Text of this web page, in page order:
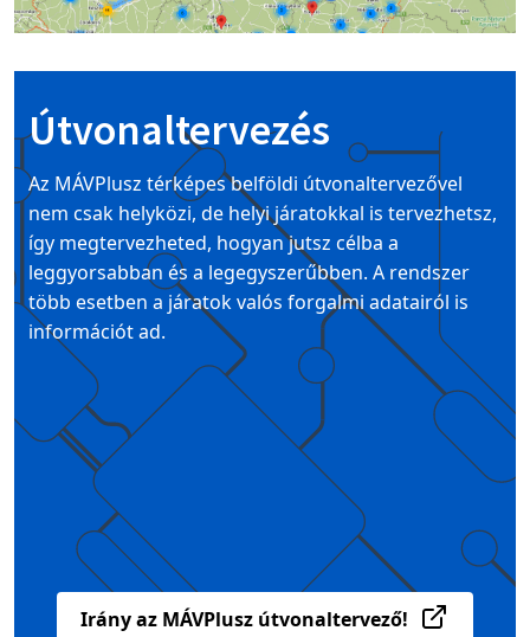
Útvonaltervezés
Az MÁVPlusz térképes belföldi útvonaltervezővel
nem csak helyközi, de helyi járatokkal is tervezhetsz,
így megtervezheted, hogyan jutsz célba a
leggyorsabban és a legegyszerűbben. A rendszer
több esetben a járatok valós forgalmi adatairól is
információt ad.
Irány az MÁVPlusz útvonaltervező!